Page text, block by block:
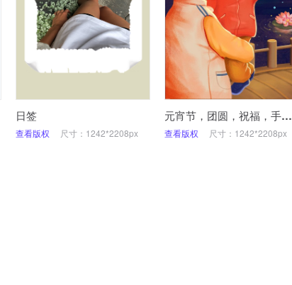
日签
查看版权 尺寸：1242*2208px
元宵节，团圆，祝福，手绘，手机海报
查看版权 尺寸：1242*2208px